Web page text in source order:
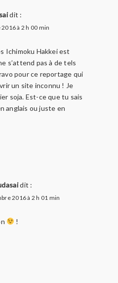
dit :
à 2 h 00 min
Ichimoku Hakkei est
s’attend pas à de tels
pour ce reportage qui
un site inconnu ! Je
soja. Est-ce que tu sais
anglais ou juste en
dit :
2016 à 2 h 01 min
!